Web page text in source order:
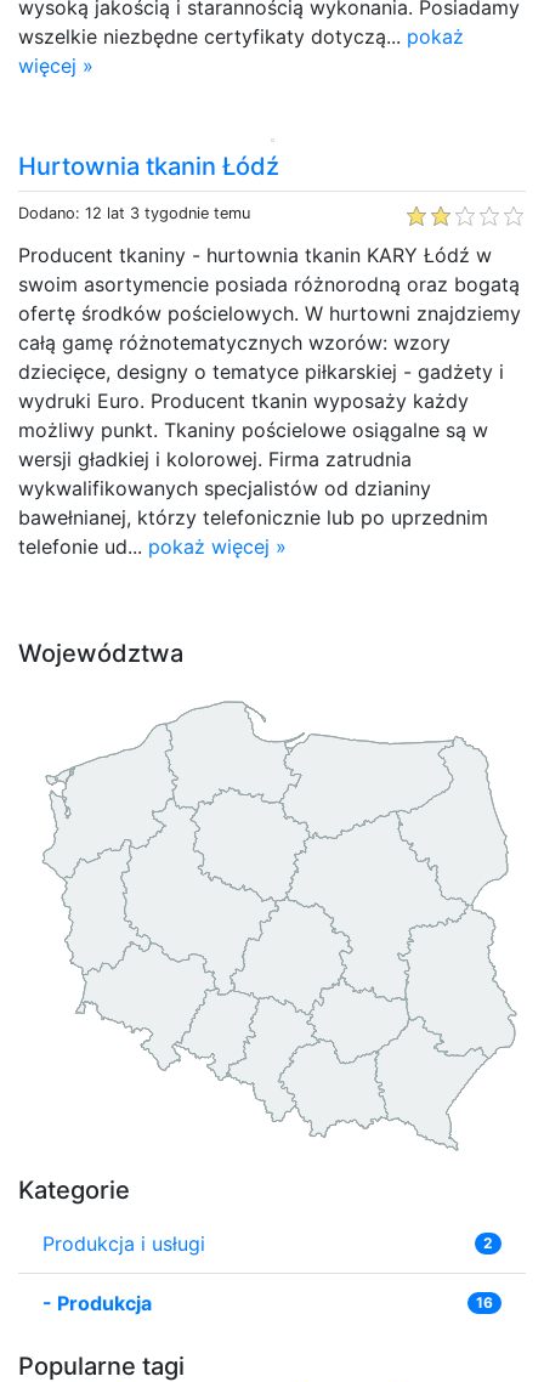
wysoką jakością i starannością wykonania. Posiadamy
wszelkie niezbędne certyfikaty dotyczą... pokaż
więcej »
Hurtownia tkanin Łódź
Dodano: 12 lat 3 tygodnie temu
Producent tkaniny - hurtownia tkanin KARY Łódź w
swoim asortymencie posiada różnorodną oraz bogatą
ofertę środków pościelowych. W hurtowni znajdziemy
całą gamę różnotematycznych wzorów: wzory
dziecięce, designy o tematyce piłkarskiej - gadżety i
wydruki Euro. Producent tkanin wyposaży każdy
możliwy punkt. Tkaniny pościelowe osiągalne są w
wersji gładkiej i kolorowej. Firma zatrudnia
wykwalifikowanych specjalistów od dzianiny
bawełnianej, którzy telefonicznie lub po uprzednim
telefonie ud... pokaż więcej »
Województwa
Kategorie
Produkcja i usługi 2
- Produkcja 16
Popularne tagi